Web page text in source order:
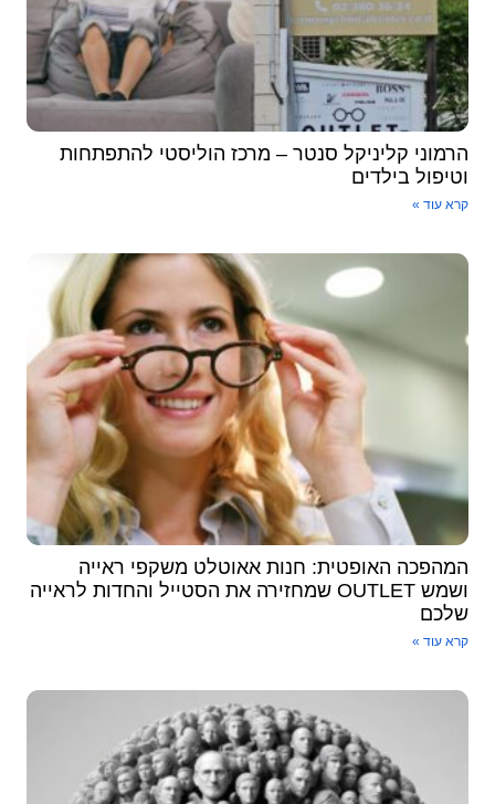
הרמוני קליניקל סנטר – מרכז הוליסטי להתפתחות
וטיפול בילדים
קרא עוד »
המהפכה האופטית: חנות אאוטלט משקפי ראייה
ושמש OUTLET שמחזירה את הסטייל והחדות לראייה
שלכם
קרא עוד »